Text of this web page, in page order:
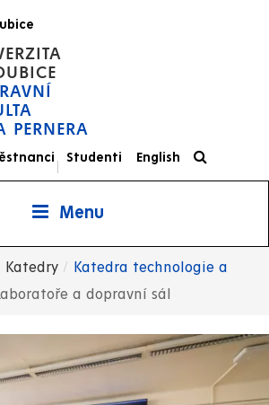
PERNERA
|
Studenti English
Menu
Katedry
Katedra technologie a
a dopravní sál